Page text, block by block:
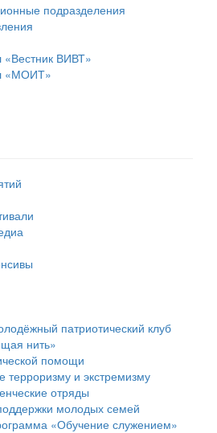
подразделения
ВИВТ»
«МОИТ»
патриотический клуб
нить»
помощи
терроризму и экстремизму
отряды
молодых семей
«Обучение служением»